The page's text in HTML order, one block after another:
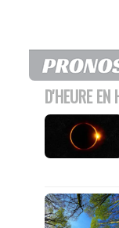
D'HEURE EN